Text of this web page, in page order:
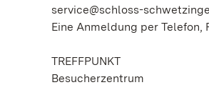
service@schloss-
Eine Anmeldung per
TREFFPUNKT
Besucherzentrum